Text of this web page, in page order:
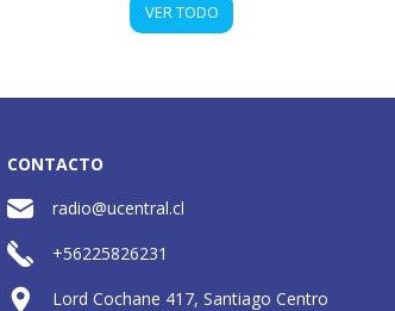
VER TODO
CONTACTO
radio@ucentral.cl
+56225826231
Lord Cochane 417, Santiago Centro